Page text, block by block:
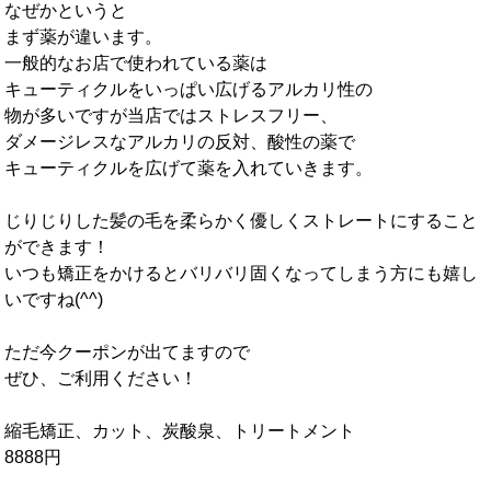
なぜかというと
まず薬が違います。
一般的なお店で使われている薬は
キューティクルをいっぱい広げるアルカリ性の
物が多いですが当店ではストレスフリー、
ダメージレスなアルカリの反対、酸性の薬で
キューティクルを広げて薬を入れていきます。
じりじりした髪の毛を柔らかく優しくストレートにすること
ができます！
いつも矯正をかけるとバリバリ固くなってしまう方にも嬉し
いですね(^^)
ただ今クーポンが出てますので
ぜひ、ご利用ください！
縮毛矯正、カット、炭酸泉、トリートメント
8888円